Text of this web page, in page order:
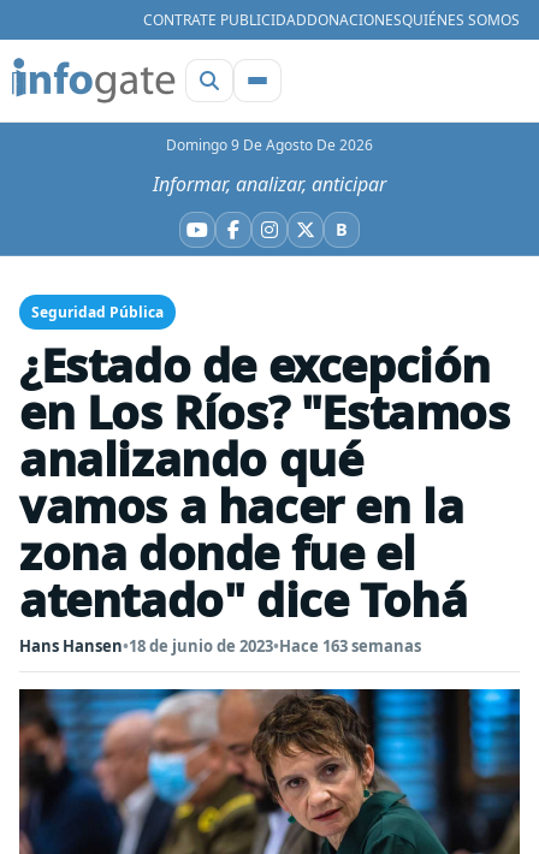
CONTRATE PUBLICIDADDONACIONESQUIÉNES SOMOS
Domingo 9 De Agosto De 2026
Informar, analizar, anticipar
YouTube
Facebook
Instagram
X BBluesky
Seguridad Pública
¿Estado de excepción
en Los Ríos? "Estamos
analizando qué
vamos a hacer en la
zona donde fue el
atentado" dice Tohá
Hans Hansen•18 de junio de 2023•Hace 163 semanas